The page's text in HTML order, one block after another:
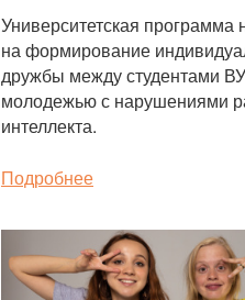
Университетская программа
на формирование
дружбы между студентами
молодежью с нарушениями
интеллекта.
Подробнее